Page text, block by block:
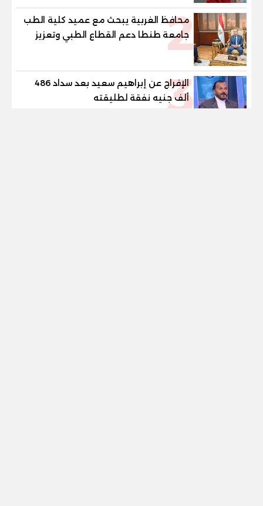
2
محافظ الغربية يبحث مع عميد كلية الطب
جامعة طنطا دعم القطاع الطبي وتعزيز
الاستفادة من الخبرات الأكاديمية
3
الإفراج عن إبراهيم سعيد بعد سداد 486
ألف جنيه نفقة لطليقته